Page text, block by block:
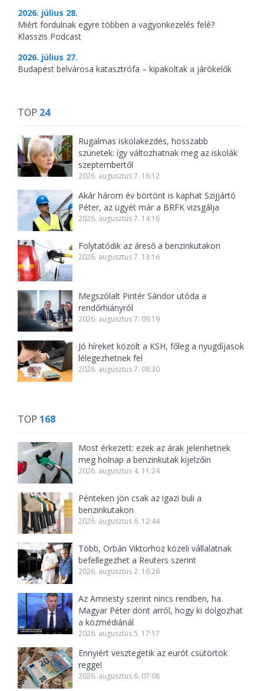
2026. július 28.
Miért fordulnak egyre többen a vagyonkezelés felé?
Klasszis Podcast
2026. július 27.
Budapest belvárosa katasztrófa – kipakoltak a járókelők
TOP 24
Rugalmas iskolakezdés, hosszabb
szünetek: így változhatnak meg az iskolák
szeptembertől
2026. augusztus 7. 16:12
Akár három év börtönt is kaphat Szijjártó
Péter, az ügyét már a BRFK vizsgálja
2026. augusztus 7. 14:16
Folytatódik az áreső a benzinkutakon
2026. augusztus 7. 13:16
Megszólalt Pintér Sándor utóda a
rendőrhiányról
2026. augusztus 7. 09:19
Jó híreket közölt a KSH, főleg a nyugdíjasok
lélegezhetnek fel
2026. augusztus 7. 08:30
TOP 168
Most érkezett: ezek az árak jelenhetnek
meg holnap a benzinkutak kijelzőin
2026. augusztus 4. 11:24
Pénteken jön csak az igazi buli a
benzinkutakon
2026. augusztus 6. 12:44
Több, Orbán Viktorhoz közeli vállalatnak
befellegezhet a Reuters szerint
2026. augusztus 2. 16:26
Az Amnesty szerint nincs rendben, ha
Magyar Péter dönt arról, hogy ki dolgozhat
a közmédiánál
2026. augusztus 5. 17:17
Ennyiért vesztegetik az eurót csütörtök
reggel
2026. augusztus 6. 07:08